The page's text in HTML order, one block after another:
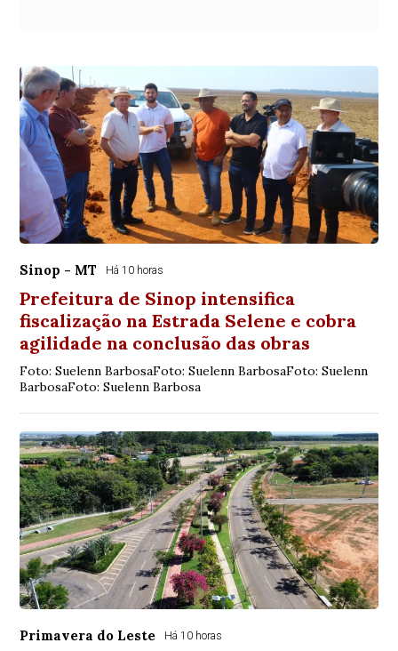
Sinop - MT Há 10 horas
Prefeitura de Sinop intensifica
fiscalização na Estrada Selene e cobra
agilidade na conclusão das obras
Foto: Suelenn BarbosaFoto: Suelenn BarbosaFoto: Suelenn
BarbosaFoto: Suelenn Barbosa
Primavera do Leste Há 10 horas